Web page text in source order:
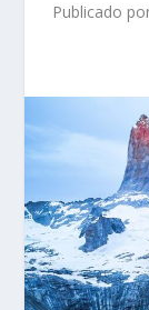
Publicado